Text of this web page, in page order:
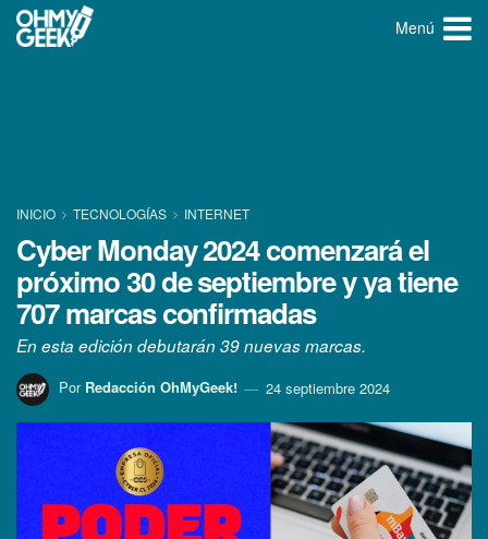
Menú
INICIO TECNOLOGÍ­AS INTERNET
Cyber Monday 2024 comenzará el
próximo 30 de septiembre y ya tiene
707 marcas confirmadas
En esta edición debutarán 39 nuevas marcas.
Por Redacción OhMyGeek! 24 septiembre 2024